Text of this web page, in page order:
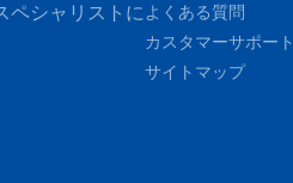
ペシャリストによくある質問
カスタマーサポート
サイトマップ